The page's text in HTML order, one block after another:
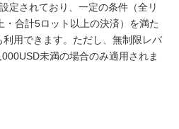
定されており、一定の条件（全リ
合計5ロット以上の決済）を満た
用できます。ただし、無制限レバ
未満の場合のみ適用されま